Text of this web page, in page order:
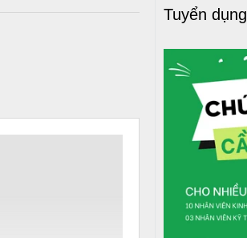
Tuyển dụng